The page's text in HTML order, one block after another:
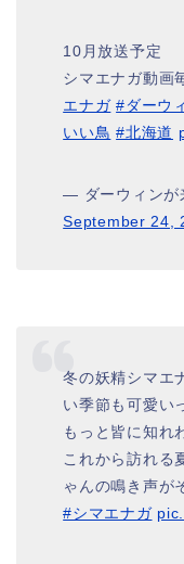
10月放送予定
シマエナガ動画
エナガ #ダーウ
いい鳥 #北海道
— ダーウィンが
September 24,
冬の妖精シマエ
い季節も可愛い
もっと皆に知れ
これから訪れる
ゃんの鳴き声が
#シマエナガ